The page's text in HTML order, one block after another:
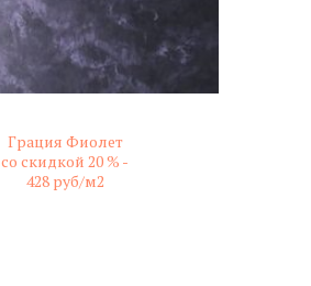
Грация Фиолет
со скидкой 20 % -
428 руб/м2